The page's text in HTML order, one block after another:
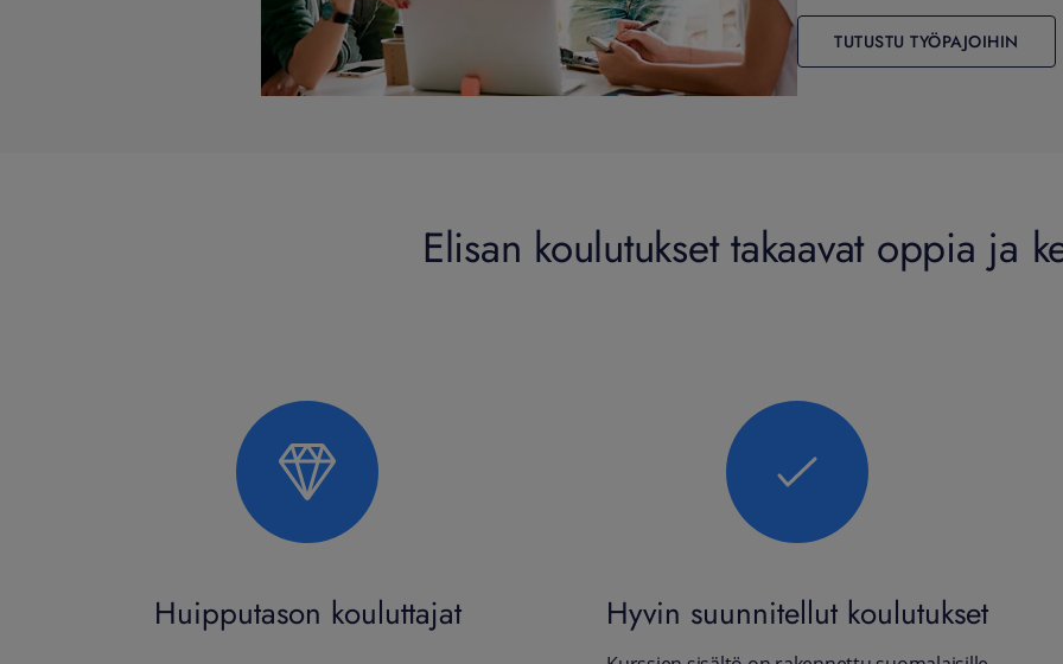
TUTUSTU TYÖPAJOIHIN
Elisan koulutukset takaavat oppia ja
Huipputason kouluttajat Hyvin suunnitellut koulutukset